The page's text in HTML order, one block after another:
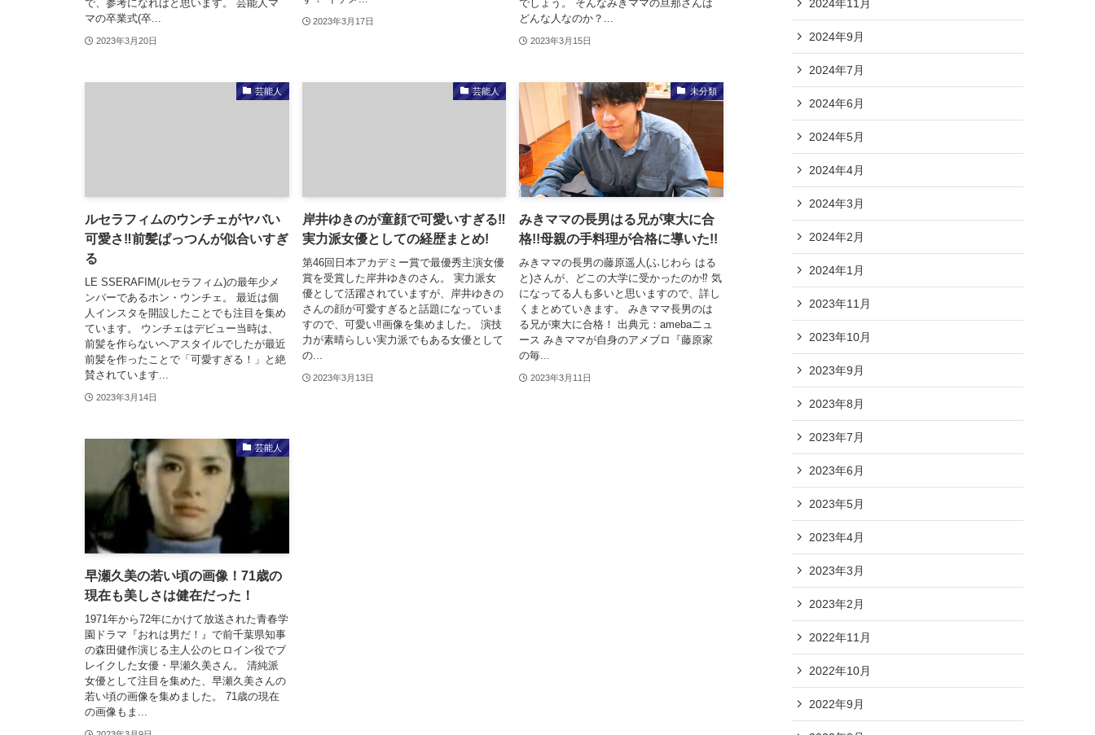
で、参考になればと思います。 芸能人マ
マの卒業式(卒...
2023年3月20日
2023年3月17日
でしょう。 そんなみきママの旦那さんは
どんな人なのか？...
2023年3月15日
芸能人
ルセラフィムのウンチェがヤバい
可愛さ‼前髪ぱっつんが似合いすぎ
る
LE SSERAFIM(ルセラフィム)の最年少メ
ンバーであるホン・ウンチェ。 最近は個
人インスタを開設したことでも注目を集め
ています。 ウンチェはデビュー当時は、
前髪を作らないヘアスタイルでしたが最近
前髪を作ったことで「可愛すぎる！」と絶
賛されています...
2023年3月14日
芸能人
岸井ゆきのが童顔で可愛いすぎる‼
実力派女優としての経歴まとめ!
第46回日本アカデミー賞で最優秀主演女優
賞を受賞した岸井ゆきのさん。 実力派女
優として活躍されていますが、岸井ゆきの
さんの顔が可愛すぎると話題になっていま
すので、可愛い‼画像を集めました。 演技
力が素晴らしい実力派でもある女優として
の...
2023年3月13日
未分類
みきママの長男はる兄が東大に合
格!!母親の手料理が合格に導いた!!
みきママの長男の藤原遥人(ふじわら はる
と)さんが、どこの大学に受かったのか⁉ 気
になってる人も多いと思いますので、詳し
くまとめていきます。 みきママ長男のは
る兄が東大に合格！ 出典元：amebaニュ
ース みきママが自身のアメブロ『藤原家
の毎...
2023年3月11日
芸能人
早瀬久美の若い頃の画像！71歳の
現在も美しさは健在だった！
1971年から72年にかけて放送された青春学
園ドラマ『おれは男だ！』で前千葉県知事
の森田健作演じる主人公のヒロイン役でブ
レイクした女優・早瀬久美さん。 清純派
女優として注目を集めた、早瀬久美さんの
若い頃の画像を集めました。 71歳の現在
の画像もま...
2024年11月
2024年9月
2024年7月
2024年6月
2024年5月
2024年4月
2024年3月
2024年2月
2024年1月
2023年11月
2023年10月
2023年9月
2023年8月
2023年7月
2023年6月
2023年5月
2023年4月
2023年3月
2023年2月
2022年11月
2022年10月
2022年9月